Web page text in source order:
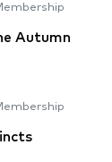
Autumn